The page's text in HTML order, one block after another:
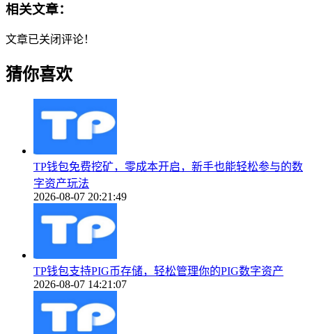
相关文章：
文章已关闭评论！
猜你喜欢
TP钱包免费挖矿，零成本开启，新手也能轻松参与的数
字资产玩法
2026-08-07 20:21:49
TP钱包支持PIG币存储，轻松管理你的PIG数字资产
2026-08-07 14:21:07